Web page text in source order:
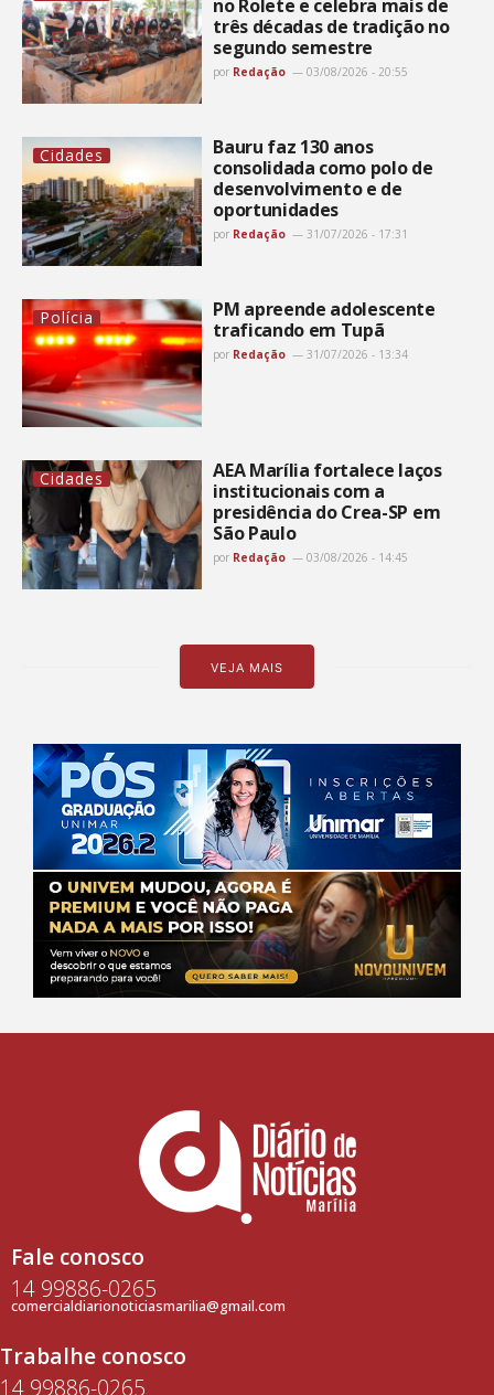
no Rolete e celebra mais de
três décadas de tradição no
segundo semestre
por Redação 03/08/2026 - 20:55
Cidades
Bauru faz 130 anos
consolidada como polo de
desenvolvimento e de
oportunidades
por Redação 31/07/2026 - 17:31
Polícia
PM apreende adolescente
traficando em Tupã
por Redação 31/07/2026 - 13:34
Cidades
AEA Marília fortalece laços
institucionais com a
presidência do Crea-SP em
São Paulo
por Redação 03/08/2026 - 14:45
VEJA MAIS
Fale conosco
14 99886-0265
comercialdiarionoticiasmarilia@gmail.com
Trabalhe conosco
14 99886-0265